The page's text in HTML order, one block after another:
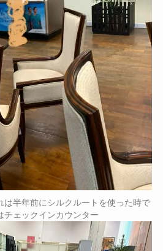
は半年前にシルクルートを使った時で
チェックインカウンター